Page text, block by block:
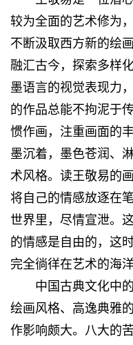
较为全面的艺术修为
不断汲取西方新的绘
融汇古今，探索多样
墨语言的视觉表现力
的作品总能不拘泥于
惯作画，注重画面的
墨沉着，墨色苍润、
术风格。读王敬易的
将自己的情感放逐在
世界里，尽情宣泄。
的情感是自由的，这
完全徜徉在艺术的海洋
中国古典文化中
绘画风格、高逸典雅
作影响颇大。八大的